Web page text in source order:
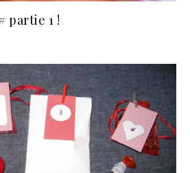
partie 1 !